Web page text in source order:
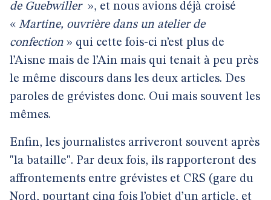
de Guebwiller », et nous avions déjà croisé
« Martine, ouvrière dans un atelier de
confection » qui cette fois-ci n’est plus de
l’Aisne mais de l’Ain mais qui tenait à peu près
le même discours dans les deux articles. Des
paroles de grévistes donc. Oui mais souvent les
mêmes.
Enfin, les journalistes arriveront souvent après
"la bataille". Par deux fois, ils rapporteront des
affrontements entre grévistes et CRS (gare du
Nord, pourtant cinq fois l’objet d’un article, et